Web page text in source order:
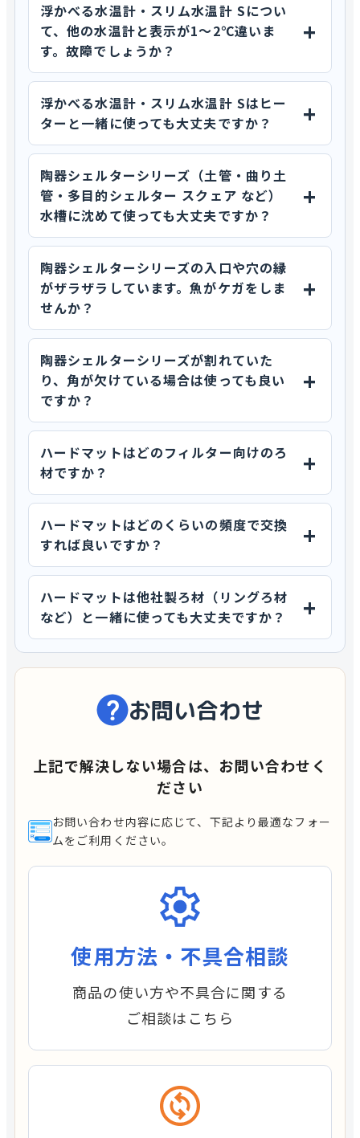
浮かべる水温計・スリム水温計 Sについ
て、他の水温計と表示が1～2℃違いま
す。故障でしょうか？
浮かべる水温計・スリム水温計 Sはヒー
ターと一緒に使っても大丈夫ですか？
陶器シェルターシリーズ（土管・曲り土
管・多目的シェルター スクェア など）
水槽に沈めて使っても大丈夫ですか？
陶器シェルターシリーズの入口や穴の縁
がザラザラしています。魚がケガをしま
せんか？
陶器シェルターシリーズが割れていた
り、角が欠けている場合は使っても良い
ですか？
ハードマットはどのフィルター向けのろ
材ですか？
ハードマットはどのくらいの頻度で交換
すれば良いですか？
ハードマットは他社製ろ材（リングろ材
など）と一緒に使っても大丈夫ですか？
お問い合わせ
上記で解決しない場合は、お問い合わせく
ださい
お問い合わせ内容に応じて、下記より最適なフォー
ムをご利用ください。
使用方法・不具合相談
商品の使い方や不具合に関する
ご相談はこちら